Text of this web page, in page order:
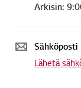
Arkisin:
Sähköposti
Lähetä